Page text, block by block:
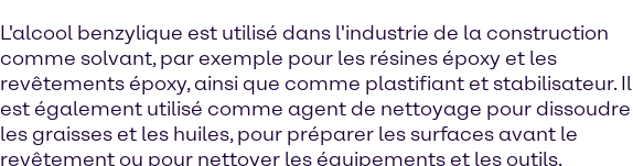
L'alcool benzylique est utilisé dans l'industrie de la construction
comme solvant, par exemple pour les résines époxy et les
revêtements époxy, ainsi que comme plastifiant et stabilisateur. Il
est également utilisé comme agent de nettoyage pour dissoudre
les graisses et les huiles, pour préparer les surfaces avant le
revêtement ou pour nettoyer les équipements et les outils.